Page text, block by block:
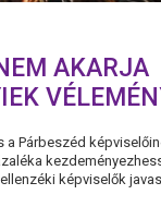
AKARJA
a Párbeszéd
képviselők